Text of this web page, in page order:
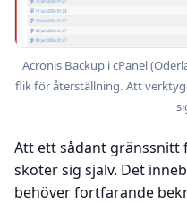
Acronis Backup i cPanel
flik för återställning. Att
Att ett sådant gränssnitt
sköter sig själv. Det
behöver fortfarande